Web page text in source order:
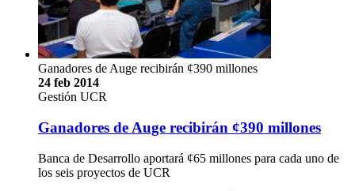
Ganadores de Auge recibirán ¢390 millones
24 feb 2014
Gestión UCR
Ganadores de Auge recibirán ¢390 millones
Banca de Desarrollo aportará ¢65 millones para cada uno de
los seis proyectos de UCR